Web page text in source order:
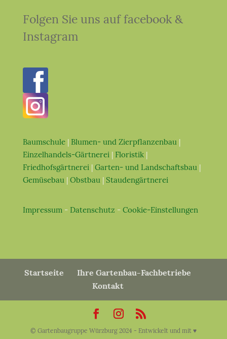
Folgen Sie uns auf facebook &
Instagram
Baumschule| Blumen- und Zierpflanzenbau|
Einzelhandels-Gärtnerei| Floristik|
Friedhofsgärtnerei| Garten- und Landschaftsbau|
Gemüsebau| Obstbau| Staudengärtnerei
Impressum- Datenschutz - Cookie-Einstellungen
Startseite
Ihre Gartenbau-Fachbetriebe
Kontakt
© Gartenbaugruppe Würzburg 2024 - Entwickelt und mit ♥︎